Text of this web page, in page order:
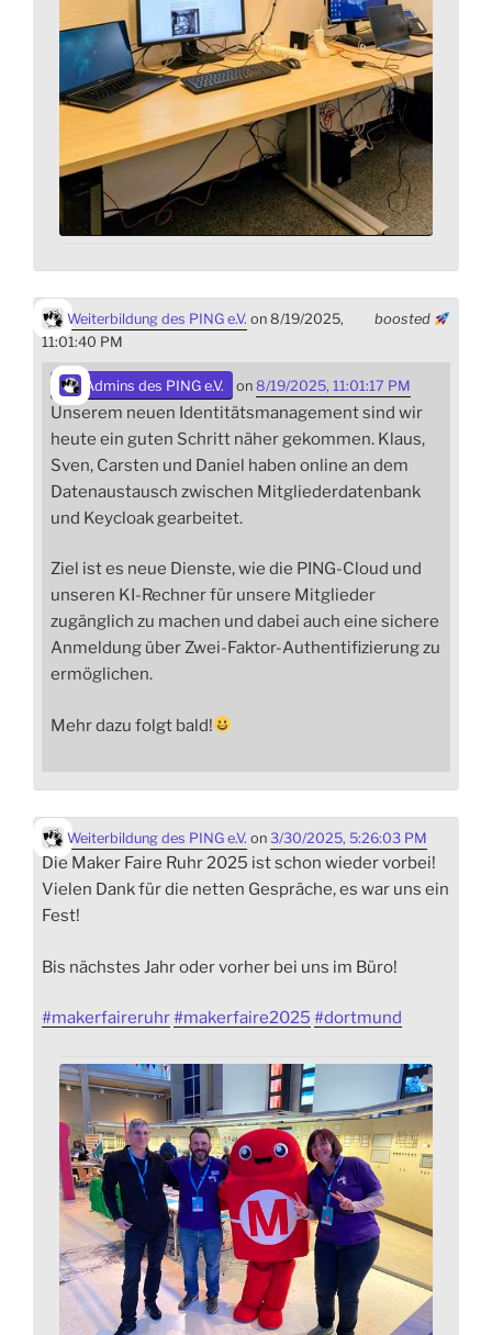
boosted
Weiterbildung des PING e.V. on 8/19/2025,
11:01:40 PM
Admins des PING e.V. on 8/19/2025, 11:01:17 PM
Unserem neuen Identitätsmanagement sind wir
heute ein guten Schritt näher gekommen. Klaus,
Sven, Carsten und Daniel haben online an dem
Datenaustausch zwischen Mitgliederdatenbank
und Keycloak gearbeitet.
Ziel ist es neue Dienste, wie die PING-Cloud und
unseren KI-Rechner für unsere Mitglieder
zugänglich zu machen und dabei auch eine sichere
Anmeldung über Zwei-Faktor-Authentifizierung zu
ermöglichen.
Mehr dazu folgt bald!
Weiterbildung des PING e.V. on 3/30/2025, 5:26:03 PM
Die Maker Faire Ruhr 2025 ist schon wieder vorbei!
Vielen Dank für die netten Gespräche, es war uns ein
Fest!
Bis nächstes Jahr oder vorher bei uns im Büro!
#makerfaireruhr#makerfaire2025 #dortmund